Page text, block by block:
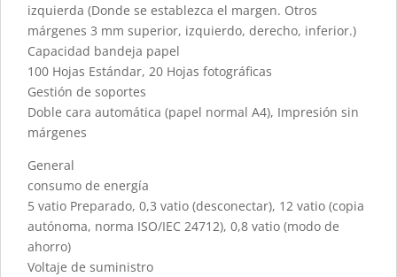
izquierda (Donde se establezca el margen. Otros
márgenes 3 mm superior, izquierdo, derecho, inferior.)
Capacidad bandeja papel
100 Hojas Estándar, 20 Hojas fotográficas
Gestión de soportes
Doble cara automática (papel normal A4), Impresión sin
márgenes
General
consumo de energía
5 vatio Preparado, 0,3 vatio (desconectar), 12 vatio (copia
autónoma, norma ISO/IEC 24712), 0,8 vatio (modo de
ahorro)
Voltaje de suministro